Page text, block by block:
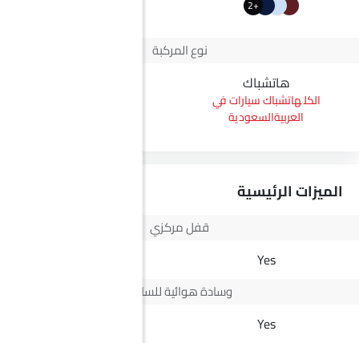
+2
نوع المركبة
هاتشباك
هاتشباك سيارات في
العربيةالسعودية
الميزات الرئيسية
قفل مركزي
Yes
وسادة هوائية للسائق
Yes